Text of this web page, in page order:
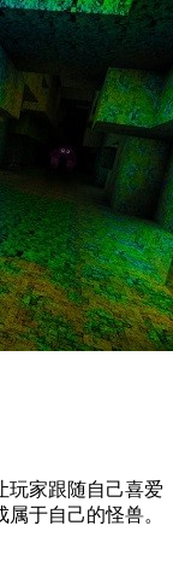
家跟随自己喜爱
于自己的怪兽。